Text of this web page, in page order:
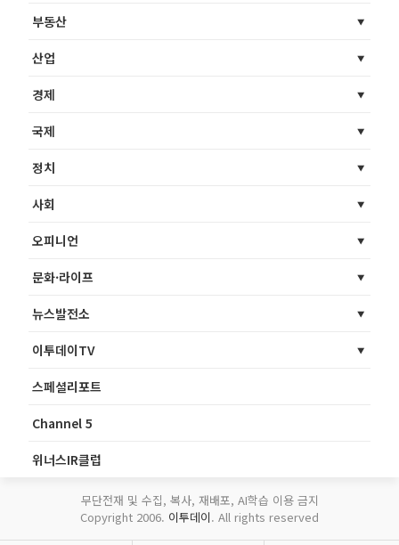
부동산
산업
경제
국제
정치
사회
오피니언
문화·라이프
뉴스발전소
이투데이TV
스페셜리포트
Channel 5
위너스IR클럽
무단전재 및 수집, 복사, 재배포, AI학습 이용 금지
Copyright 2006. 이투데이. All rights reserved